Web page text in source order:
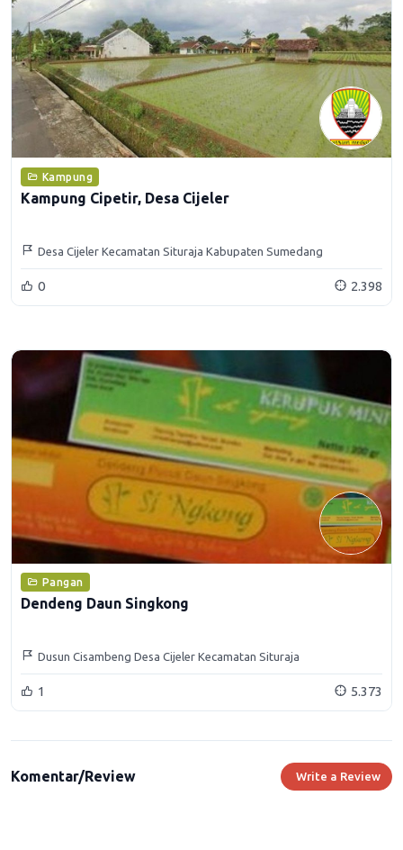
Kampung
Kampung Cipetir, Desa Cijeler
Desa Cijeler Kecamatan Situraja Kabupaten Sumedang
0 2.398
Pangan
Dendeng Daun Singkong
Dusun Cisambeng Desa Cijeler Kecamatan Situraja
1 5.373
Komentar/Review Write a Review